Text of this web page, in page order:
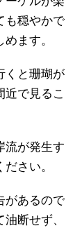
も穏やかで
ます。
くと珊瑚が
で見るこ
流が発生す
さい。
があるので
断せず、